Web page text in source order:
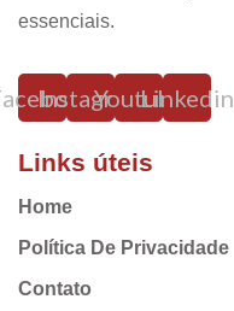
essenciais.
Instagram
YoutubeLinkedin
Links úteis
Home
Política De Privacidade
Contato